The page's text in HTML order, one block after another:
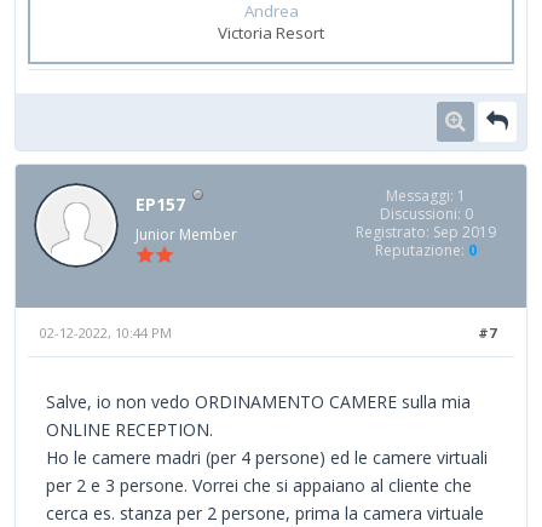
Andrea
Victoria Resort
EP157
Junior Member
Messaggi: 1
Discussioni: 0
Registrato: Sep 2019
Reputazione: 0
#7
02-12-2022, 10:44 PM
Salve, io non vedo ORDINAMENTO CAMERE sulla mia
ONLINE RECEPTION.
Ho le camere madri (per 4 persone) ed le camere virtuali
per 2 e 3 persone. Vorrei che si appaiano al cliente che
cerca es. stanza per 2 persone, prima la camera virtuale